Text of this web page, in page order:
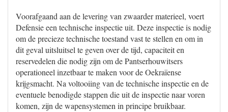
Voorafgaand aan de levering van zwaarder materieel, voert
Defensie een technische inspectie uit. Deze inspectie is nodig
om de precieze technische toestand vast te stellen en om in
dit geval uitsluitsel te geven over de tijd, capaciteit en
reservedelen die nodig zijn om de Pantserhouwitsers
operationeel inzetbaar te maken voor de Oekraïense
krijgsmacht. Na voltooiing van de technische inspectie en de
eventuele benodigde stappen die uit de inspectie naar voren
komen, zijn de wapensystemen in principe bruikbaar.